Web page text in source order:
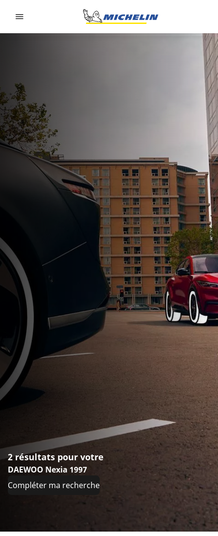
2 résultats pour votre
DAEWOO Nexia 1997
Compléter ma recherche